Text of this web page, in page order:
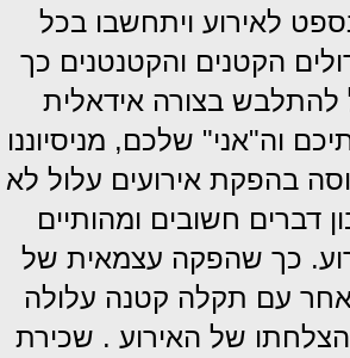
לאירוע ויתחשבו בכל
הקטנים והקטנטנים כך
להתלבש בצורה אידאלית
וה"אני" שלכם, מניסיוננו
בהפקת אירועים עלול לא
דברים חשובים ומהותיים
כך שהפקה עצמאית של
אחר עם תקלה קטנה עלולה
של האירוע . שכירת